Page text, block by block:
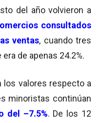
del año volvieron a
consultados
ventas, cuando tres
de apenas 24.2%.
los valores respecto a
minoristas continúan
del –7.5%. De los 12